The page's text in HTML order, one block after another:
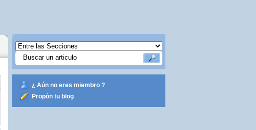
¿ Aún no eres miembro ?
Propón tu blog